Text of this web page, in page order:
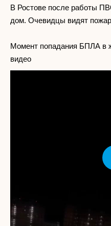
В Ростове после работы
дом. Очевидцы видят
Момент попадания БПЛА в
видео